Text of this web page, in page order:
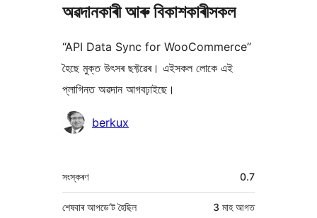
অৱদানকাৰী আৰু বিকাশকাৰীসকল
“API Data Sync for WooCommerce”
হৈছে মুক্ত উৎসৰ ছফ্টৱেৰ। এইসকল লোকে এই
প্লাগিনত অৱদান আগবঢ়াইছে।
অৱদানকাৰীসকল
berkux
মেটা 0.7
সংস্কৰণ
3 মাহআগত
শেষবাৰ আপডে’ট হৈছিল